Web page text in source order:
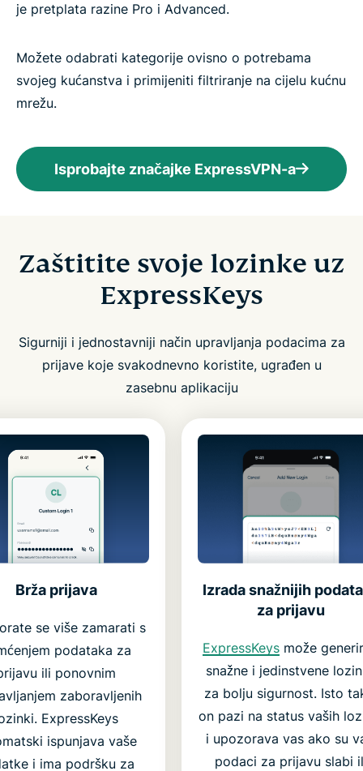
je pretplata razine Pro i Advanced.
Možete odabrati kategorije ovisno o potrebama
svojeg kućanstva i primijeniti filtriranje na cijelu kućnu
mrežu.
Isprobajte značajke ExpressVPN-a
Zaštitite svoje lozinke uz
ExpressKeys
Sigurniji i jednostavniji način upravljanja podacima za
prijave koje svakodnevno koristite, ugrađen u
zasebnu aplikaciju
Brža prijava
se više zamarati s
podataka za
ili ponovnim
zaboravljenih
ExpressKeys
ispunjava vaše
i ima podršku za
Izrada snažnijih
za prijavu
ExpressKeys može
snažne i jedinstvene
za bolju sigurnost. Isto
on pazi na status vaših
i upozorava vas ako su
podaci za prijavu slabi